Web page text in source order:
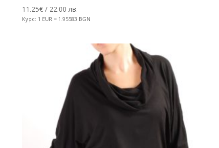
11.25€/ 22.00 лв.
Курс: 1 EUR = 1.95583 BGN